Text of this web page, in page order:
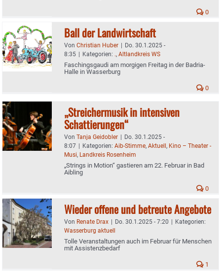
0
Ball der Landwirtschaft
Von Christian Huber | Do. 30.1.2025 -
8:35 | Kategorien: ., Altlandkreis WS
Faschingsgaudi am morgigen Freitag in der Badria-
Halle in Wasserburg
0
„Streichermusik in intensiven
Schattierungen“
Von Tanja Geidobler | Do. 30.1.2025 -
8:07 | Kategorien: Aib-Stimme, Aktuell, Kino – Theater -
Musi, Landkreis Rosenheim
„Strings in Motion“ gastieren am 22. Februar in Bad
Aibling
0
Wieder offene und betreute Angebote
Von Renate Drax | Do. 30.1.2025 - 7:20 | Kategorien:
Wasserburg aktuell
Tolle Veranstaltungen auch im Februar für Menschen
mit Assistenzbedarf
1